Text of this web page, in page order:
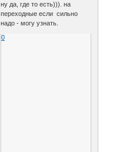
ну да, где то есть))). на
переходные если сильно
надо - могу узнать.
0